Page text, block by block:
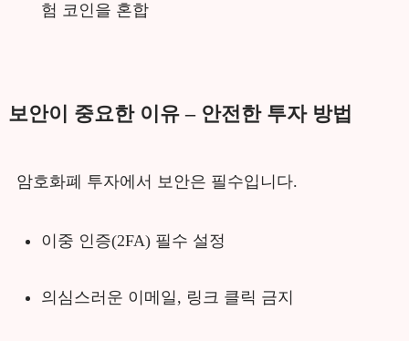
험 코인을 혼합
보안이 중요한 이유 – 안전한 투자 방법
암호화폐 투자에서 보안은 필수입니다.
이중 인증(2FA) 필수 설정
의심스러운 이메일, 링크 클릭 금지